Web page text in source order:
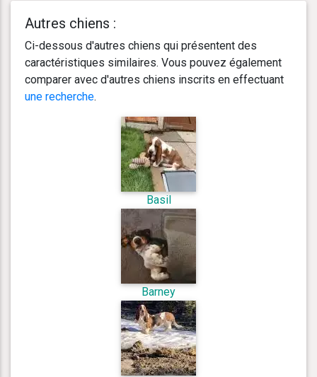
Autres chiens :
Ci-dessous d'autres chiens qui présentent des
caractéristiques similaires. Vous pouvez également
comparer avec d'autres chiens inscrits en effectuant
une recherche.
Basil
Barney